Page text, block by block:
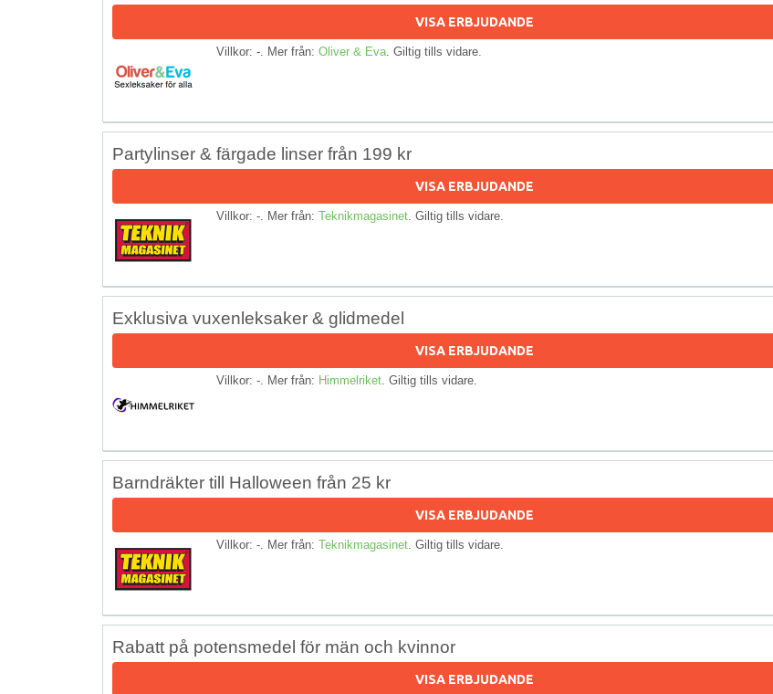
VISA ERBJUDANDE
Villkor: -. Mer från: Oliver & Eva . Giltig tills vidare.
Partylinser & färgade linser från 199 kr
VISA ERBJUDANDE
Villkor: -. Mer från: Teknikmagasinet . Giltig tills vidare.
Exklusiva vuxenleksaker & glidmedel
VISA ERBJUDANDE
Villkor: -. Mer från: Himmelriket . Giltig tills vidare.
Barndräkter till Halloween från 25 kr
VISA ERBJUDANDE
Villkor: -. Mer från: Teknikmagasinet . Giltig tills vidare.
Rabatt på potensmedel för män och kvinnor
VISA ERBJUDANDE